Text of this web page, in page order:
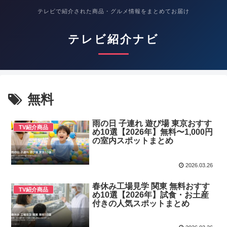
テレビで紹介された商品・グルメ情報をまとめてお届け
テレビ紹介ナビ
無料
TV紹介商品
雨の日 子連れ 遊び場 東京おすす
め10選【2026年】無料〜1,000円
の室内スポットまとめ
2026.03.26
TV紹介商品
春休み工場見学 関東 無料おすす
め10選【2026年】試食・お土産
付きの人気スポットまとめ